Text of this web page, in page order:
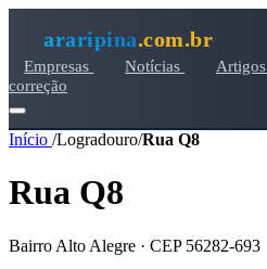
araripina.com.br
Empresas Notícias Artigos
correção
Início /Logradouro/Rua Q8
Rua Q8
Bairro Alto Alegre · CEP 56282-693